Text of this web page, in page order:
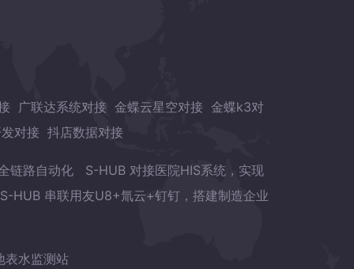
广联达系统对接 金蝶云星空对接 金蝶k3对
对接 抖店数据对接
链路自动化
S-HUB 对接医院HIS系统，实现
S-HUB 串联用友U8+氚云+钉钉，搭建制造企业
表水监测站